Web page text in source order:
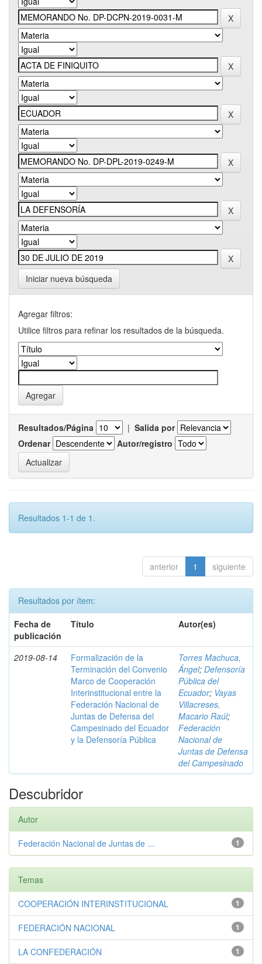
Iniciar nueva búsqueda
Agregar filtros:
Utilice filtros para refinar los resultados de la búsqueda.
Resultados/Página | Salida por
Ordenar
Autor/registro
Resultados 1-1 de 1.
anterior 1 siguiente
Resultados por ítem:
Fecha de
publicación
Título Autor(es)
2019-08-14
Formalización de la
Terminación del Convenio
Marco de Cooperación
Interinstitucional entre la
Federación Nacional de
Juntas de Defensa del
Campesinado del Ecuador
y la Defensoría Pública
Torres Machuca,
Ángel; Defensoría
Pública del
Ecuador; Vayas
Villacreses,
Macario Raúl;
Federación
Nacional de
Juntas de Defensa
del Campesinado
Descubridor
Autor
1
Federación Nacional de Juntas de ...
Temas
1
COOPERACIÓN INTERINSTITUCIONAL
1
FEDERACIÓN NACIONAL
1
LA CONFEDERACIÓN